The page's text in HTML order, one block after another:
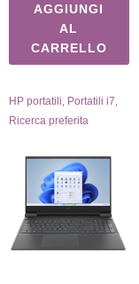
AGGIUNGI
AL
CARRELLO
HP portatili Portatili i7
Ricerca preferita